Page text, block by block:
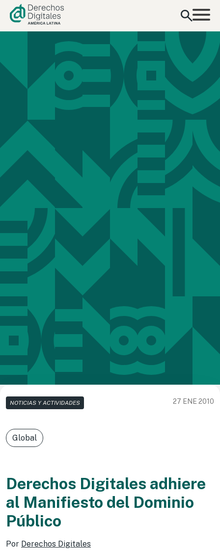
contenido
NOTICIAS Y ACTIVIDADES 27 ENE 2010
Global
Derechos Digitales adhiere
al Manifiesto del Dominio
Público
Por Derechos Digitales